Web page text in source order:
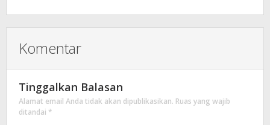
Komentar
Tinggalkan Balasan
Alamat email Anda tidak akan dipublikasikan. Ruas yang wajib
ditandai *